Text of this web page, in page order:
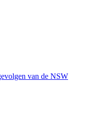
van de NSW